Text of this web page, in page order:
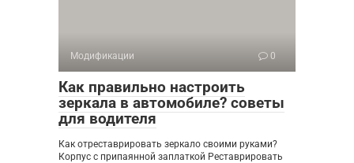
Модификации 0
Как правильно настроить
зеркала в автомобиле? советы
для водителя
Как отреставрировать зеркало своими руками?
Корпус с припаянной заплаткой Реставрировать